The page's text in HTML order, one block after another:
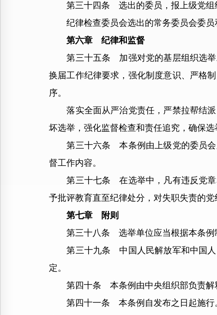
第三十四条 选出的委员，报上级党组
纪律检查委员会选出的常务委员会委员
第六章 纪律和监督
第三十五条 加强对党的基层组织选举
换届工作纪律要求，强化制度意识、严格
序。
落实全面从严治党责任，严禁拉帮结派
坏选举，强化监督检查和责任追究，确保
第三十六条 本条例由上级党的委员会
督工作内容。
第三十七条 在选举中，凡有违反党章
予批评教育直至纪律处分，对失职失责的
第七章 附则
第三十八条 选举单位应当根据本条例
第三十九条 中国人民解放军和中国人
定。
第四十条 本条例由中央组织部负责解
第四十一条 本条例自发布之日起施行。